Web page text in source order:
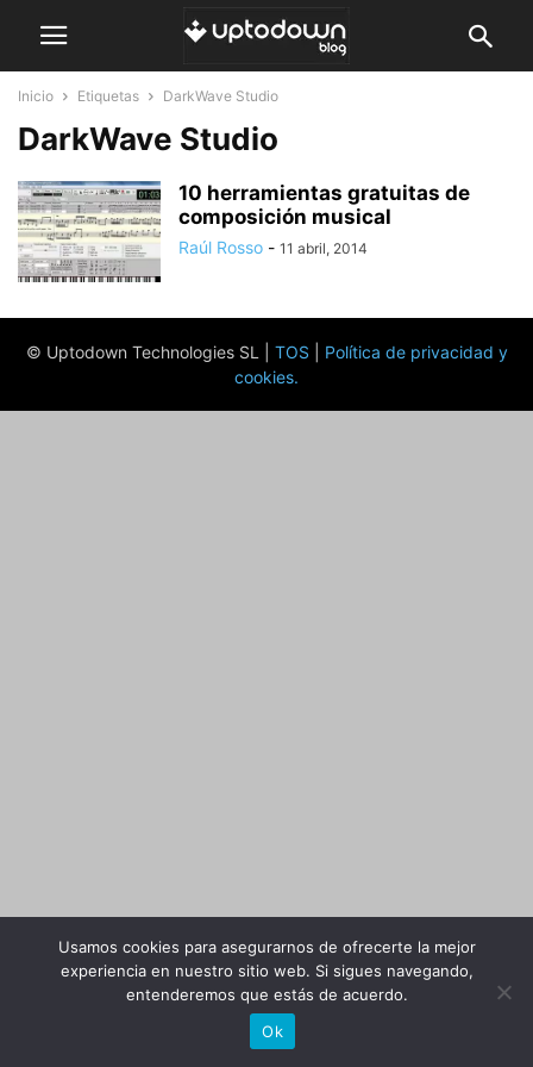
Inicio Etiquetas DarkWave Studio
DarkWave Studio
10 herramientas gratuitas de
composición musical
Raúl Rosso - 11 abril, 2014
© Uptodown Technologies SL | TOS
Política de privacidad y
cookies.
Usamos cookies para asegurarnos de ofrecerte la mejor
experiencia en nuestro sitio web. Si sigues navegando,
entenderemos que estás de acuerdo.
Ok